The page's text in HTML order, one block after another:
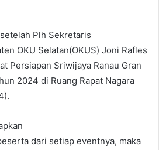
Plh Sekretaris
OKU Selatan(OKUS) Joni Rafles
Persiapan Sriwijaya Ranau Gran
2024 di Ruang Rapat Nagara
dari setiap eventnya, maka